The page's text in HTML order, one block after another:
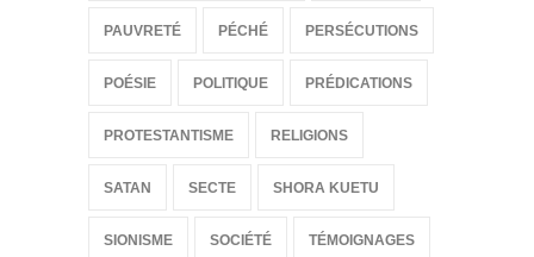
PAUVRETÉ PÉCHÉ PERSÉCUTIONS
POÉSIE POLITIQUE PRÉDICATIONS
PROTESTANTISME RELIGIONS
SATAN SECTE SHORA KUETU
SIONISME SOCIÉTÉ TÉMOIGNAGES